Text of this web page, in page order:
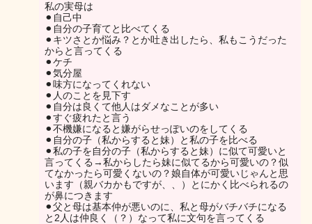
私の実母は
⚫︎自己中
⚫︎自分の子育てと比べてくる
⚫︎キツさとか悩み？とか吐き出したら、私もこうだった
からと言ってくる
⚫︎ケチ
⚫︎気分屋
⚫︎味方になってくれない
⚫︎人のことを見下す
⚫︎自分は良くて他人はダメなことが多い
⚫︎すぐ疲れたと言う
⚫︎不機嫌になると嫌がらせっぽいのをしてくる
⚫︎自分の子（私からすると妹）と私の子を比べる
⚫︎私の子を自分の子（私からすると妹）に似て可愛いと
言ってくる→私からしたら妹に似てるから可愛いの？似
てなかったら可愛くないの？娘自体が可愛いじゃんと思
います（親バカかもですが、、）とにかく比べられるの
が鼻につきます
⚫︎父と母は基本仲が悪いのに、私と母がバチバチになる
と2人は仲良く（？）なって私に文句を言ってくる